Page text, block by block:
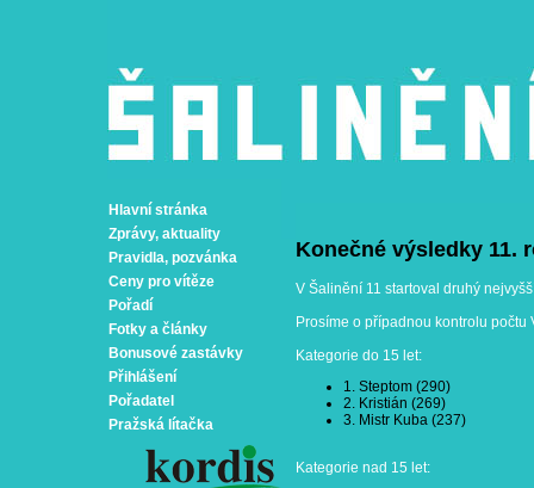
Hlavní stránka
Zprávy, aktuality
Pravidla, pozvánka
Ceny pro vítěze
Pořadí
Fotky a články
Bonusové zastávky
Přihlášení
Pořadatel
Pražská lítačka
Konečné výsledky 11.
V Šalinění 11 startoval druhý
Prosíme o případnou kontrolu
Kategorie do 15 let:
1. Steptom (290)
2. Kristián (269)
3. Mistr Kuba (237)
Kategorie nad 15 let: